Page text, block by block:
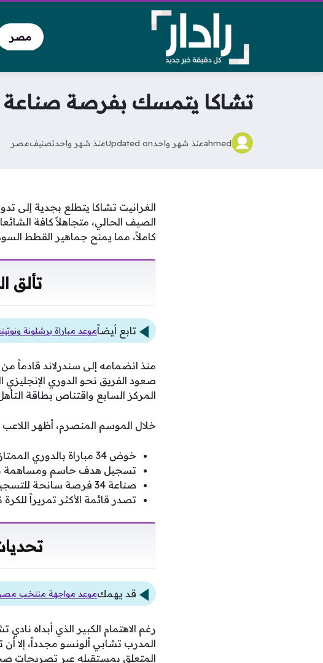
مصر
تشاكا يتمسك بفرصة صناعة
ahmedمنذ شهر واحدUpdated onمنذ شهر واحدتصنيفمصر
الغرانيت تشاكا يتطلع بجدية إلى
الصيف الحالي، متجاهلاً كافة
كاملاً، مما يمنح جماهير القطط
تألق
تابع أيضاًموعد مباراة برشلونة
منذ انضمامه إلى سندرلاند قادماً
صعود الفريق نحو الدوري
المركز السابع واقتناص بطاقة
خلال الموسم المنصرم، أظهر
خوض 34 مباراة بالدوري الممتاز بصفته قائداً للفريق.
تسجيل هدف حاسم ومساهمة
صناعة 34 فرصة سانحة للتسجيل لزملائه المهاجمين.
تصدر قائمة الأكثر تمريراً للكرة نحو
قد يهمكموعد مواجهة منتخب مصر
رغم الاهتمام الكبير الذي أبداه
المدرب تشابي ألونسو مجدداً، إلا
المتعلق بمستقبله عبر تصريحات